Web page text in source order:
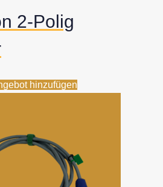
2-Polig
hinzufügen